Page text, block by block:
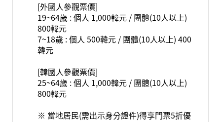
[外國人參觀票價]
19~64歲 : 個人 1,000韓元 / 團體(10人以上)
800韓元
7~18歲 : 個人 500韓元 / 團體(10人以上) 400
韓元
[韓國人參觀票價]
25~64歲 : 個人 1,000韓元 / 團體(10人以上)
800韓元
※ 當地居民(需出示身分證件)得享門票5折優